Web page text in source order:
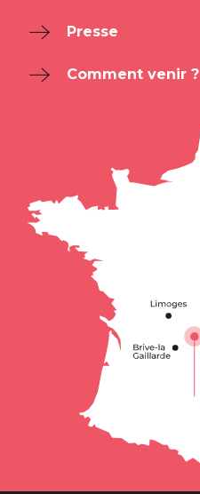
Presse
Comment venir ?